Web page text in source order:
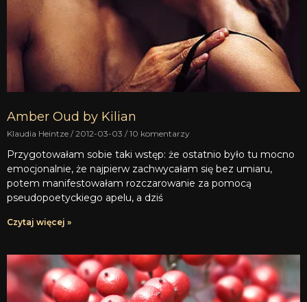
Amber Oud by Kilian
Klaudia Heintze 2012-03-03 10 komentarzy
Przygotowałam sobie taki wstęp: że ostatnio było tu mocno
emocjonalnie, że najpierw zachwycałam się bez umiaru,
potem manifestowałam rozczarowanie za pomocą
pseudopoetyckiego apelu, a dziś
Czytaj więcej »